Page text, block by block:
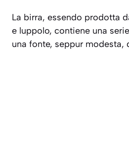
La birra, essendo prodotta
e luppolo, contiene una
una fonte, seppur modesta,